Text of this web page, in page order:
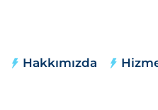
Hakkımızda